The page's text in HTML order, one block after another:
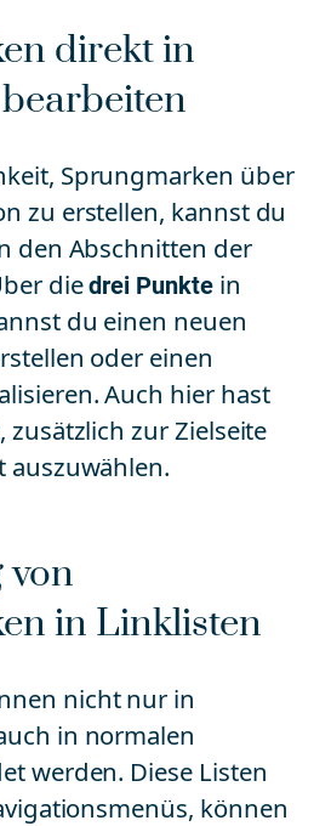
direkt in
Sprungmarken über
zu erstellen, kannst du
den Abschnitten der
diedrei Punktein
du einen neuen
oder einen
Auch hier hast
zur Zielseite
auszuwählen.
von
in Linklisten
nicht nur in
in normalen
werden. Diese Listen
können